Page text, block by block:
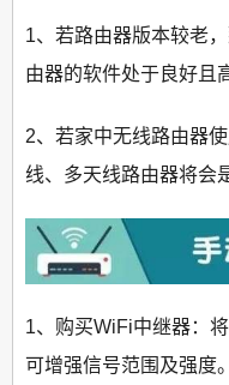
1、若路由器版本较老
由器的软件处于良好且
2、若家中无线路由器
线、多天线路由器将会
1、购买WiFi中继器：
可增强信号范围及强度。